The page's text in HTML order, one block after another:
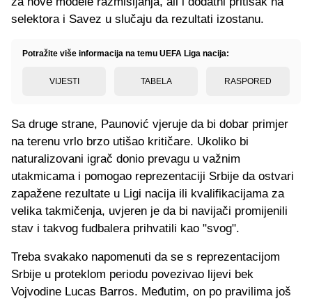
selektora i Savez u slučaju da rezultati izostanu.
Potražite više informacija na temu UEFA Liga nacija:
VIJESTI TABELA RASPORED
Sa druge strane, Paunović vjeruje da bi dobar primjer
na terenu vrlo brzo utišao kritičare. Ukoliko bi
naturalizovani igrač donio prevagu u važnim
utakmicama i pomogao reprezentaciji Srbije da ostvari
zapažene rezultate u Ligi nacija ili kvalifikacijama za
velika takmičenja, uvjeren je da bi navijači promijenili
stav i takvog fudbalera prihvatili kao "svog".
Treba svakako napomenuti da se s reprezentacijom
Srbije u proteklom periodu povezivao lijevi bek
Vojvodine Lucas Barros. Međutim, on po pravilima još